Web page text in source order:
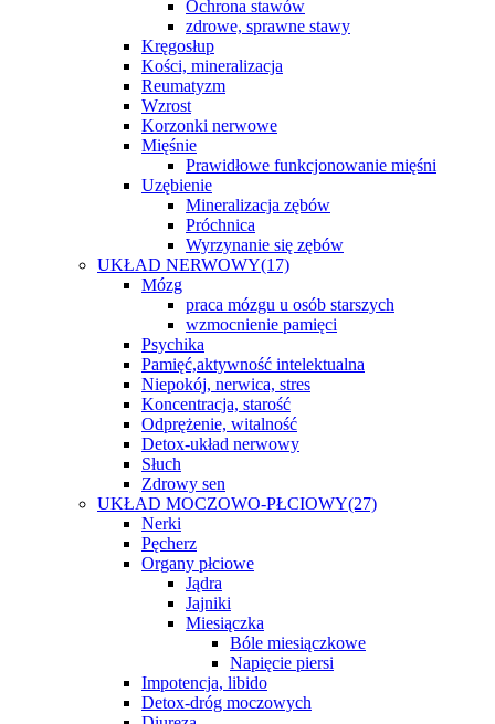
Ochrona stawów
zdrowe, sprawne stawy
Kręgosłup
Kości, mineralizacja
Reumatyzm
Wzrost
Korzonki nerwowe
Mięśnie
Prawidłowe funkcjonowanie mięśni
Uzębienie
Mineralizacja zębów
Próchnica
Wyrzynanie się zębów
UKŁAD NERWOWY(17)
Mózg
praca mózgu u osób starszych
wzmocnienie pamięci
Psychika
Pamięć,aktywność intelektualna
Niepokój, nerwica, stres
Koncentracja, starość
Odprężenie, witalność
Detox-układ nerwowy
Słuch
Zdrowy sen
UKŁAD MOCZOWO-PŁCIOWY(27)
Nerki
Pęcherz
Organy płciowe
Jądra
Jajniki
Miesiączka
Bóle miesiączkowe
Napięcie piersi
Impotencja, libido
Detox-dróg moczowych